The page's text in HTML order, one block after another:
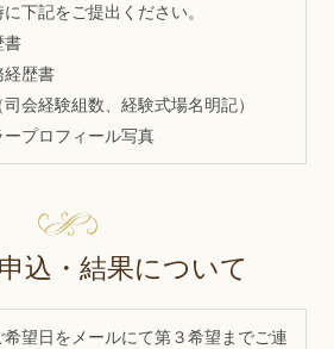
下記をご提出ください。
書
経歴書
経験組数、経験式場名明記）
ープロフィール写真
込・結果について
希望日をメールにて第３希望までご連